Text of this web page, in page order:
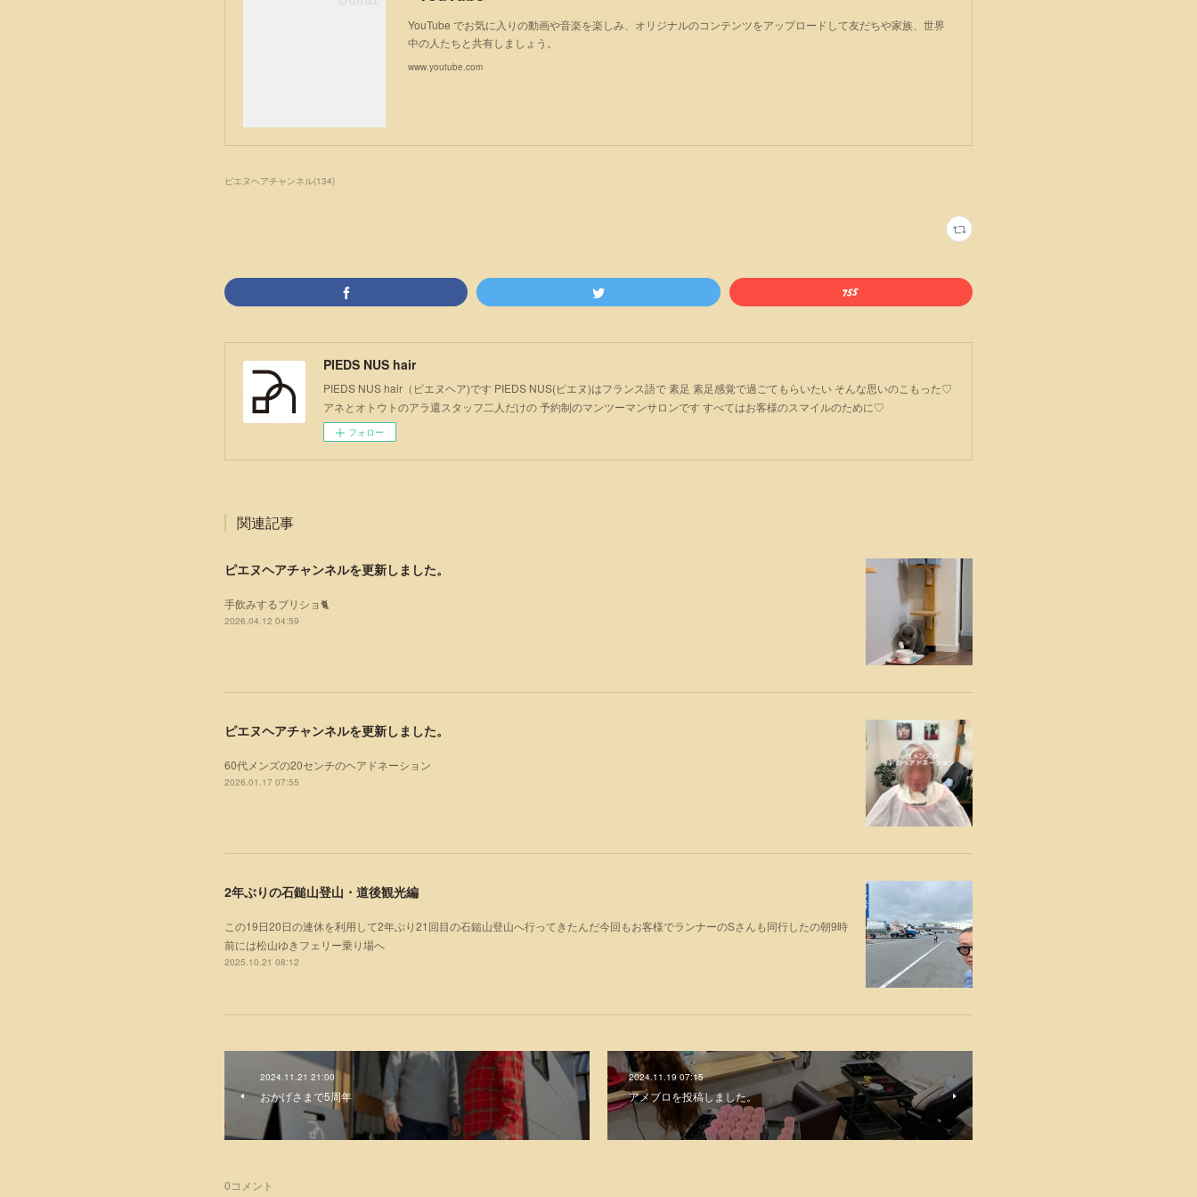
YouTube でお気に入りの動画や音楽を楽しみ、オリジナルのコンテンツをアップロードして友だちや家族、世界
中の人たちと共有しましょう。
www.youtube.com
ピエヌヘアチャンネル(134)
PIEDS NUS hair
PIEDS NUS hair（ピエヌヘア)です PIEDS NUS(ピエヌ)はフランス語で 素足 素足感覚で過ごてもらいたい そんな思いのこもった♡
アネとオトウトのアラ還スタッフ二人だけの 予約制のマンツーマンサロンです すべてはお客様のスマイルのために♡
フォロー
関連記事
ピエヌヘアチャンネルを更新しました。
手飲みするブリショ🐈
2026.04.12 04:59
ピエヌヘアチャンネルを更新しました。
60代メンズの20センチのヘアドネーション
2026.01.17 07:55
2年ぶりの石鎚山登山・道後観光編
この19日20日の連休を利用して2年ぶり21回目の石鎚山登山へ行ってきたんだ今回もお客様でランナーのSさんも同行したの朝9時
前には松山ゆきフェリー乗り場へ
2025.10.21 08:12
2024.11.21 21:00
おかげさまで5周年
2024.11.19 07:15
アメブロを投稿しました。
0コメント